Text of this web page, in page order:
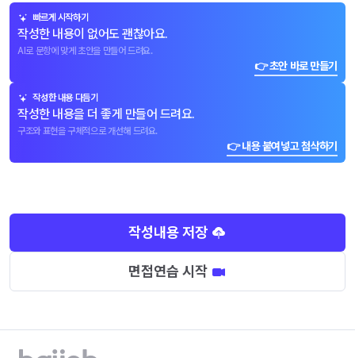
빠르게 시작하기
작성한 내용이 없어도 괜찮아요.
AI로 문항에 맞게 초안을 만들어 드려요.
👉 초안 바로 만들기
작성한 내용 다듬기
작성한 내용을 더 좋게 만들어 드려요.
구조와 표현을 구체적으로 개선해 드려요.
👉 내용 붙여넣고 첨삭하기
작성내용 저장
면접연습 시작